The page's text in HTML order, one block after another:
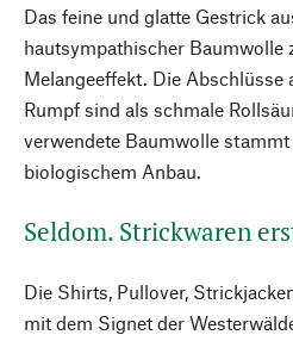
Das feine und glatte Gestrick
hautsympathischer Baumwolle
Melangeeffekt. Die Abschlüsse
Rumpf sind als schmale
verwendete Baumwolle
biologischem Anbau.
Seldom. Strickwaren
Die Shirts, Pullover,
mit dem Signet der